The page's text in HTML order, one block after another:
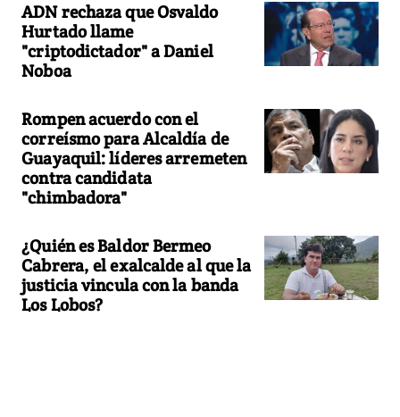
ADN rechaza que Osvaldo
Hurtado llame
"criptodictador" a Daniel
Noboa
Rompen acuerdo con el
correísmo para Alcaldía de
Guayaquil: líderes arremeten
contra candidata
"chimbadora"
¿Quién es Baldor Bermeo
Cabrera, el exalcalde al que la
justicia vincula con la banda
Los Lobos?